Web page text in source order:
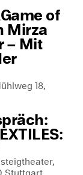
of
Mirza
– Mit
18,